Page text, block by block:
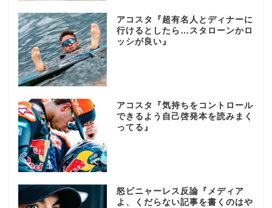
アコスタ『超有名人とディナーに
行けるとしたら…スタローンかロ
ッシが良い』
アコスタ『気持ちをコントロール
できるよう自己啓発本を読みまく
ってる』
怒ビニャーレス反論『メディア
よ、くだらない記事を書くのはや